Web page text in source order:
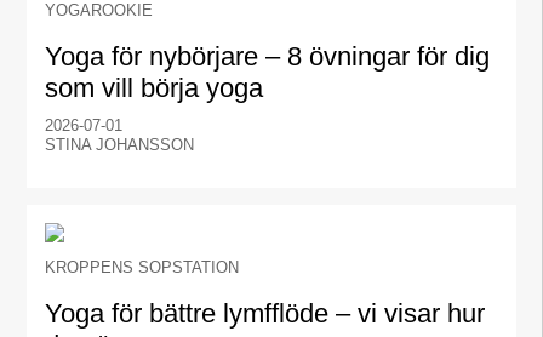
YOGAROOKIE
Yoga för nybörjare – 8 övningar för dig
som vill börja yoga
2026-07-01
STINA JOHANSSON
KROPPENS SOPSTATION
Yoga för bättre lymfflöde – vi visar hur